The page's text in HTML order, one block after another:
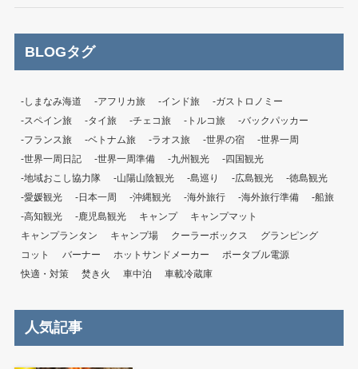
BLOGタグ
-しまなみ海道 -アフリカ旅 -インド旅
-ガストロノミー
-スペイン旅
-タイ旅 -チェコ旅 -トルコ旅
-バックパッカー
-フランス旅
-ベトナム旅 -ラオス旅 -世界の宿
-世界一周
-世界一周日記
-世界一周準備 -九州観光
-四国観光
-地域おこし協力隊
-山陽山陰観光 -島巡り -広島観光
-徳島観光
-愛媛観光
-日本一周 -沖縄観光 -海外旅行 -海外旅行準備
-船旅
-高知観光
-鹿児島観光 キャンプ
キャンプマット
キャンプランタン
キャンプ場 クーラーボックス
グランピング
コット
バーナー ホットサンドメーカー
ポータブル電源
快適・対策
焚き火 車中泊 車載冷蔵庫
人気記事